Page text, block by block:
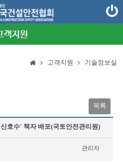
객지원
고객지원 기술정보실
목록
호수' 책자 배포(국토안전관리원)
관리자